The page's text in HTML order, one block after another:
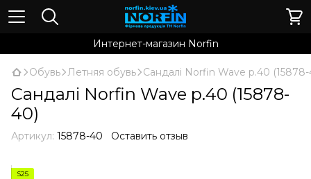
Интернет-магазин Norfin
Обувь Летняя обувь Сандалі Norfin Wave р.40
Сандалі Norfin Wave р.40 (15878-
40)
Артикул: 15878-40 Оставить отзыв
S25